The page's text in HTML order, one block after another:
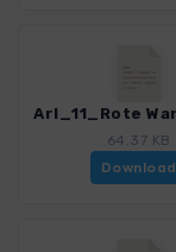
64.37 KB
Download